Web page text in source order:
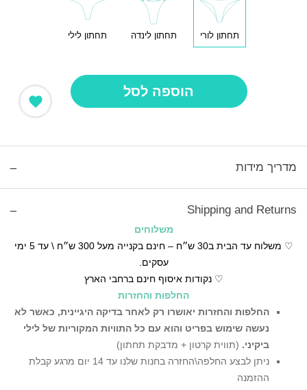
תחתון לורי תחתון לינדה תחתון לילי
הוספה לסל
מדריך מידות
Shipping and Returns
משלוחים
♡ משלוח עד הבית ב30 ש״ח – חינם בקנייה מעל 300 ש״ח \ עד 5 ימי
עסקים.
♡ נקודות איסוף חינם ברחבי הארץ
החלפות והחזרות
החלפות והחזרות יאושרו רק לאחר בדיקה היגיינית, כאשר לא
נעשה שימוש בפריט והוא עם כל התוויות המקוריות של לילי
ביקיני. (תווית קרטון + מדבקת תחתון)
ניתן לבצע החלפה\החזרה בחנות שלנו עד 14 יום מרגע קבלת
ההזמנה